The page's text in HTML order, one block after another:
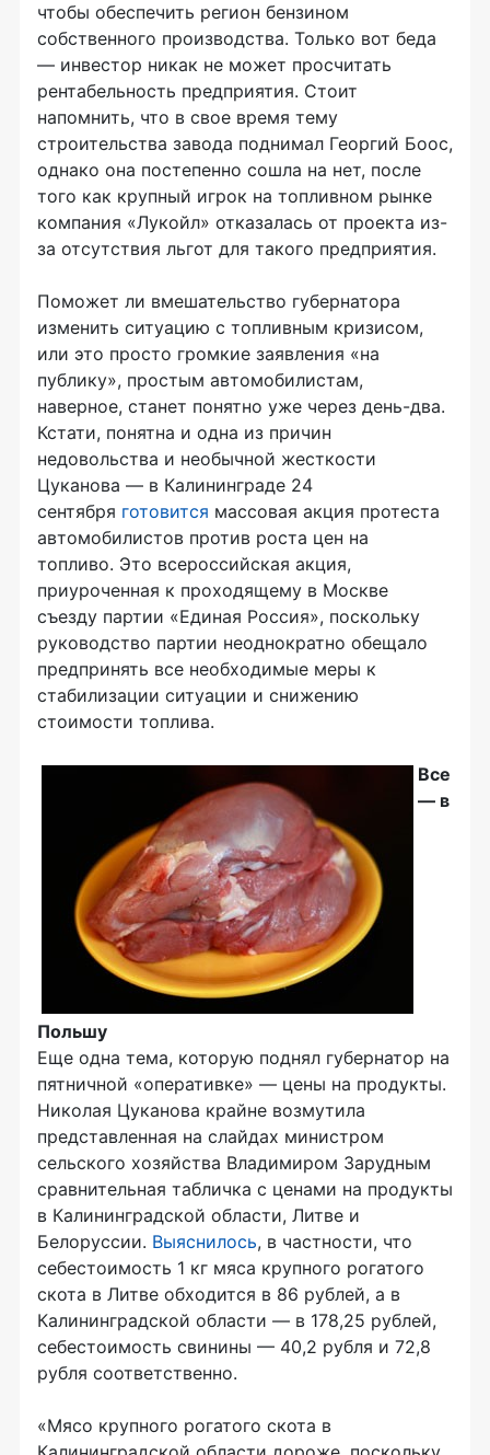
чтобы обеспечить регион бензином
собственного производства. Только вот беда
— инвестор никак не может просчитать
рентабельность предприятия. Стоит
напомнить, что в свое время тему
строительства завода поднимал Георгий Боос,
однако она постепенно сошла на нет, после
того как крупный игрок на топливном рынке
компания «Лукойл» отказалась от проекта из-
за отсутствия льгот для такого предприятия.
Поможет ли вмешательство губернатора
изменить ситуацию с топливным кризисом,
или это просто громкие заявления «на
публику», простым автомобилистам,
наверное, станет понятно уже через день-два.
Кстати, понятна и одна из причин
недовольства и необычной жесткости
Цуканова — в Калининграде 24
сентября готовится массовая акция протеста
автомобилистов против роста цен на
топливо. Это всероссийская акция,
приуроченная к проходящему в Москве
съезду партии «Единая Россия», поскольку
руководство партии неоднократно обещало
предпринять все необходимые меры к
стабилизации ситуации и снижению
стоимости топлива.
Все
— в
Польшу
Еще одна тема, которую поднял губернатор на
пятничной «оперативке» — цены на продукты.
Николая Цуканова крайне возмутила
представленная на слайдах министром
сельского хозяйства Владимиром Зарудным
сравнительная табличка с ценами на продукты
в Калининградской области, Литве и
Белоруссии. Выяснилось, в частности, что
себестоимость 1 кг мяса крупного рогатого
скота в Литве обходится в 86 рублей, а в
Калининградской области — в 178,25 рублей,
себестоимость свинины — 40,2 рубля и 72,8
рубля соответственно.
«Мясо крупного рогатого скота в